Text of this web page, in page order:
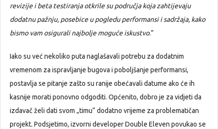
revizije i beta testiranja otkrile su područja koja zahtijevaju
dodatnu pažnju, posebice u pogledu performansi i sadržaja, kako
bismo vam osigurali najbolje moguće iskustvo.”
Iako su već nekoliko puta naglašavali potrebu za dodatnim
vremenom za ispravljanje bugova i poboljšanje performansi,
postavlja se pitanje zašto su ranije obećavali datume ako će ih
kasnije morati ponovno odgoditi. Općenito, dobro je za vidjeti da
izdavač želi dati svom „timu“ dodatno vrijeme za problematičan
projekt. Podsjetimo, izvorni developer Double Eleven povukao se